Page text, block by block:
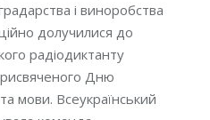
і виноробства
долучилися до
радіодиктанту
Дню
мови. Всеукраїнський